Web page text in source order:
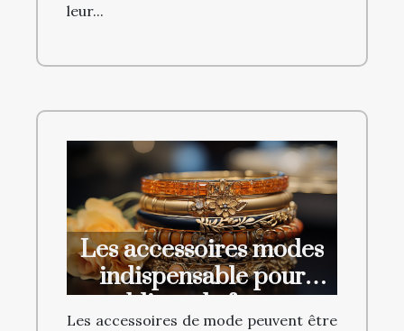
leur...
Les accessoires modes
indispensable pour
sublimer la femme
Les accessoires de mode peuvent être